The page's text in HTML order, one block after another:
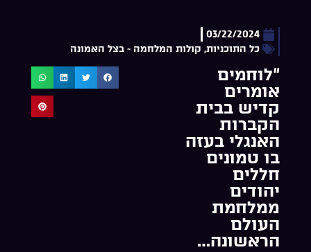
03/22/2024
כל התוכניות, קולות המלחמה ~ בצל האמונה
“לוחמים
אומרים
קדיש בבית
הקברות
האנגלי בעזה
בו טמונים
חללים
יהודים
ממלחמת
העולם
הראשונה…